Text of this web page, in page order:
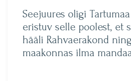
Seejuures oligi
eristuv selle poolest, et
hääli Rahvaerakond
maakonnas ilma